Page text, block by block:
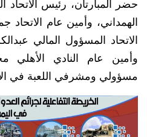
حضر المبارتان، رئيس الاتحاد
الهمداني، وأمين عام الاتحاد
الاتحاد المسؤول المالي
وأمين عام النادي الأهلي
مسؤولي ومشرفي اللعبة في